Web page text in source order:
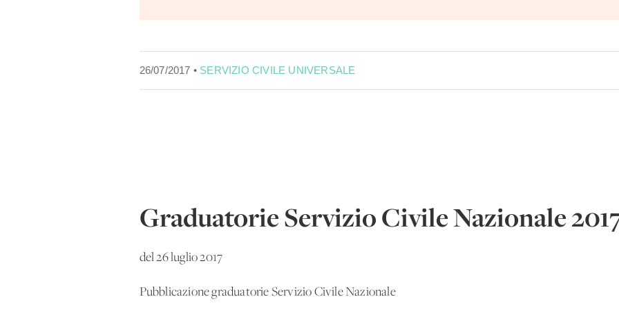
26/07/2017 • SERVIZIO CIVILE UNIVERSALE
Graduatorie Servizio Civile Nazionale
del 26 luglio 2017
Pubblicazione graduatorie Servizio Civile Nazionale